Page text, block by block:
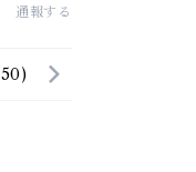
通報する